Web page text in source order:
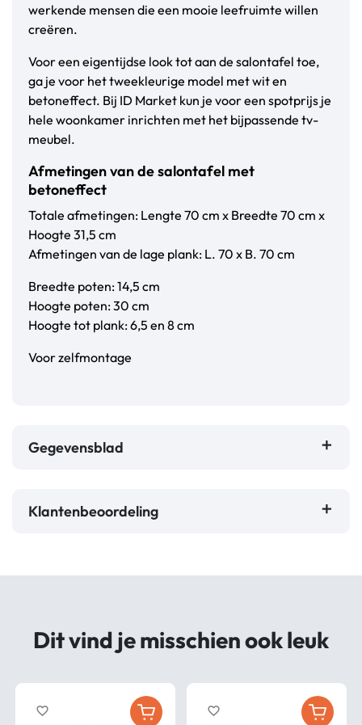
werkende mensen die een mooie leefruimte willen
creëren.
Voor een eigentijdse look tot aan de salontafel toe,
ga je voor het tweekleurige model met wit en
betoneffect. Bij ID Market kun je voor een spotprijs je
hele woonkamer inrichten met het bijpassende tv-
meubel.
Afmetingen van de salontafel met
betoneffect
Totale afmetingen: Lengte 70 cm x Breedte 70 cm x
Hoogte 31,5 cm
Afmetingen van de lage plank: L. 70 x B. 70 cm
Breedte poten: 14,5 cm
Hoogte poten: 30 cm
Hoogte tot plank: 6,5 en 8 cm
Voor zelfmontage
Gegevensblad
Klantenbeoordeling
Dit vind je misschien ook leuk
favorite_border favorite_border